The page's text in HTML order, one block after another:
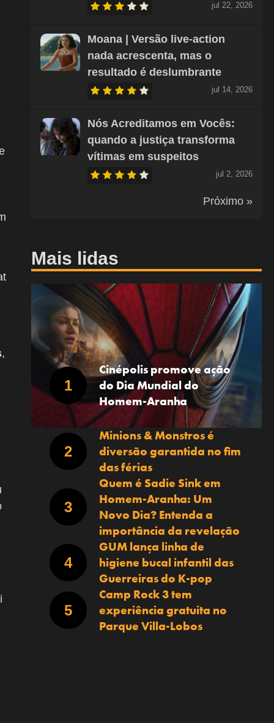
,
jul 22, 2026
Moana | Versão live-action
nada acrescenta, mas o
resultado é deslumbrante
jul 14, 2026
Nós Acreditamos em Vocês:
quando a justiça transforma
vítimas em suspeitos
jul 2, 2026
Próximo »
Mais lidas
Cinépolis promove ação
do Dia Mundial do
Homem-Aranha
Minions & Monstros é
diversão garantida no fim
das férias
Quem é Sadie Sink em
Homem-Aranha: Um
Novo Dia? Entenda a
importância da revelação
GUM lança linha de
higiene bucal infantil das
Guerreiras do K-pop
Camp Rock 3 tem
experiência gratuita no
Parque Villa-Lobos